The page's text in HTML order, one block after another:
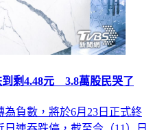
到剩4.48元 3.8萬股民哭了
負數，將於6月23日正式終